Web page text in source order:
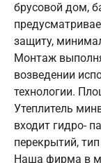
брусовой дом,
защиту,
Монтаж
возведении
технологии.
Утеплитель
входит гидро-
перекрытий,
Наша фирма в